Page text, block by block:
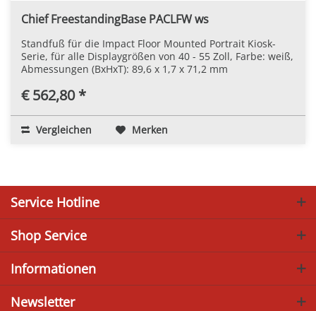
Chief FreestandingBase PACLFW ws
Standfuß für die Impact Floor Mounted Portrait Kiosk-
Serie, für alle Displaygrößen von 40 - 55 Zoll, Farbe: weiß,
Abmessungen (BxHxT): 89,6 x 1,7 x 71,2 mm
€ 562,80 *
Vergleichen Merken
Service Hotline
Shop Service
Informationen
Newsletter